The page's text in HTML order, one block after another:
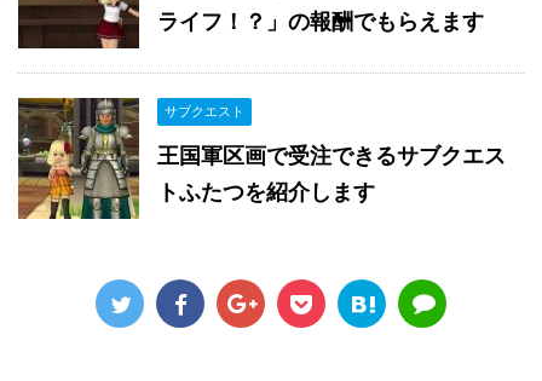
ライフ！？」の報酬でもらえます
サブクエスト
王国軍区画で受注できるサブクエス
トふたつを紹介します